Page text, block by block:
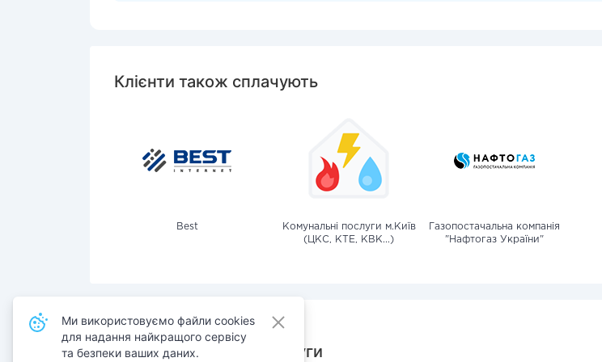
Клієнти також сплачують
Best
Комунальні послуги м.Київ
(ЦКС, КТЕ, КВК...)
Газопостачальна компанія
"Нафтогаз України"
Також сплачують послуги
Ми використовуємо файли cookies
для надання найкращого сервісу
та безпеки ваших даних.